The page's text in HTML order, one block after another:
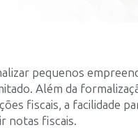
pequenos
Além da
fiscais, a facilidade
notas fiscais.